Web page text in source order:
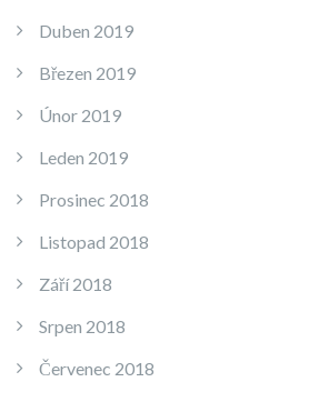
Duben 2019
Březen 2019
Únor 2019
Leden 2019
Prosinec 2018
Listopad 2018
Září 2018
Srpen 2018
Červenec 2018